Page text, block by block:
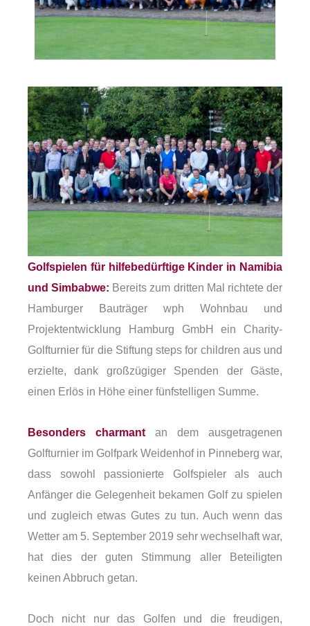
Golfspielen für hilfebedürftige Kinder in Namibia
und Simbabwe: Bereits zum dritten Mal richtete der
Hamburger Bauträger wph Wohnbau und
Projektentwicklung Hamburg GmbH ein Charity-
Golfturnier für die Stiftung steps for children aus und
erzielte, dank großzügiger Spenden der Gäste,
einen Erlös in Höhe einer fünfstelligen Summe.
Besonders charmant an dem ausgetragenen
Golfturnier im Golfpark Weidenhof in Pinneberg war,
dass sowohl passionierte Golfspieler als auch
Anfänger die Gelegenheit bekamen Golf zu spielen
und zugleich etwas Gutes zu tun. Auch wenn das
Wetter am 5. September 2019 sehr wechselhaft war,
hat dies der guten Stimmung aller Beteiligten
keinen Abbruch getan.
Doch nicht nur das Golfen und die freudigen,